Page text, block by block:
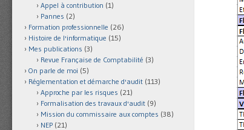
Appel à contribution (1)
Pannes (2)
Formation professionnelle (26)
Histoire de l'informatique (15)
Mes publications (3)
Revue Française de Comptabilité (3)
On parle de moi (5)
Réglementation et démarche d'audit (113)
Approche par les risques (21)
Formalisation des travaux d'audit (9)
Mission du commissaire aux comptes (38)
NEP (21)